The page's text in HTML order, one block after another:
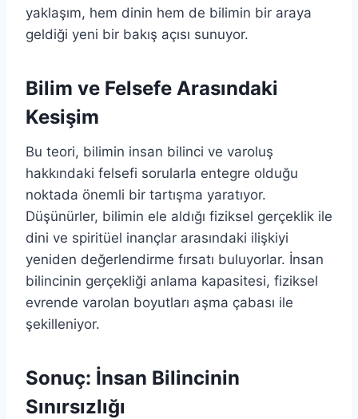
yaklaşım, hem dinin hem de bilimin bir araya
geldiği yeni bir bakış açısı sunuyor.
Bilim ve Felsefe Arasındaki
Kesişim
Bu teori, bilimin insan bilinci ve varoluş
hakkındaki felsefi sorularla entegre olduğu
noktada önemli bir tartışma yaratıyor.
Düşünürler, bilimin ele aldığı fiziksel gerçeklik ile
dini ve spiritüel inançlar arasındaki ilişkiyi
yeniden değerlendirme fırsatı buluyorlar. İnsan
bilincinin gerçekliği anlama kapasitesi, fiziksel
evrende varolan boyutları aşma çabası ile
şekilleniyor.
Sonuç: İnsan Bilincinin
Sınırsızlığı